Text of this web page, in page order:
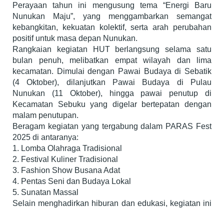
Perayaan tahun ini mengusung tema “Energi Baru
Nunukan Maju”, yang menggambarkan semangat
kebangkitan, kekuatan kolektif, serta arah perubahan
positif untuk masa depan Nunukan.
Rangkaian kegiatan HUT berlangsung selama satu
bulan penuh, melibatkan empat wilayah dan lima
kecamatan. Dimulai dengan Pawai Budaya di Sebatik
(4 Oktober), dilanjutkan Pawai Budaya di Pulau
Nunukan (11 Oktober), hingga pawai penutup di
Kecamatan Sebuku yang digelar bertepatan dengan
malam penutupan.
Beragam kegiatan yang tergabung dalam PARAS Fest
2025 di antaranya:
1. Lomba Olahraga Tradisional
2. Festival Kuliner Tradisional
3. Fashion Show Busana Adat
4. Pentas Seni dan Budaya Lokal
5. Sunatan Massal
Selain menghadirkan hiburan dan edukasi, kegiatan ini